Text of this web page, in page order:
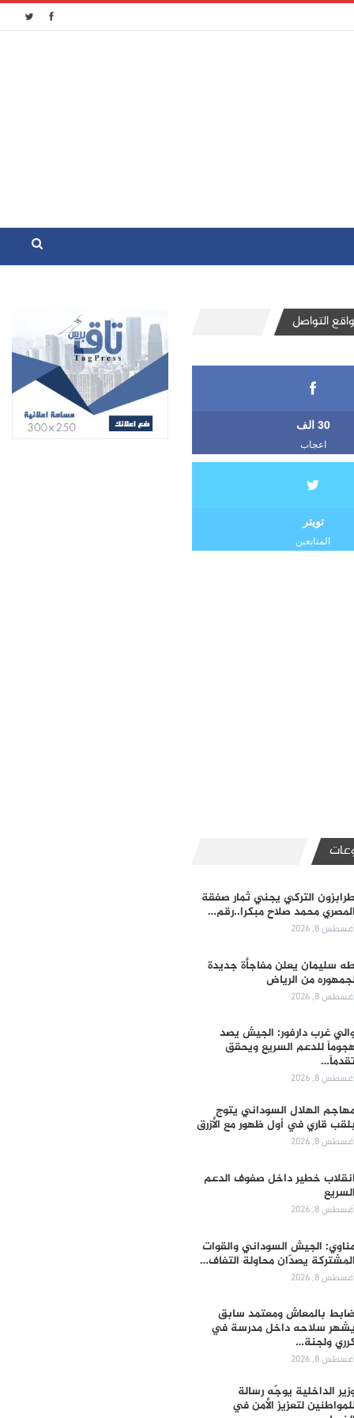
التواصل
30 الف
اعجاب
تويتر
المتابعين
طرابزون التركي يجني ثمار صفقة
المصري محمد صلاح مبكرا..رقم…
أغسطس 8, 2026
طه سليمان يعلن مفاجأة جديدة
من الرياض
أغسطس 8, 2026
غرب دارفور: الجيش يصد
للدعم السريع ويحقق
أغسطس 8, 2026
الهلال السوداني يتوج
بلقب قاري في أول ظهور مع الأزرق
أغسطس 8, 2026
انقلاب خطير داخل صفوف الدعم
السريع
أغسطس 8, 2026
الجيش السوداني والقوات
المشتركة يصدّان محاولة التفاف…
أغسطس 8, 2026
ضابط بالمعاش ومعتمد سابق
يشهر سلاحه داخل مدرسة في
ولجنة…
أغسطس 8, 2026
الداخلية يوجّه رسالة
لتعزيز الأمن في